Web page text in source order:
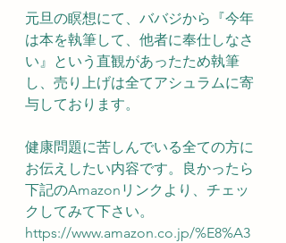
元旦の瞑想にて、ババジから『今年
は本を執筆して、他者に奉仕しなさ
い』という直観があったため執筆
し、売り上げは全てアシュラムに寄
与しております。
健康問題に苦しんでいる全ての方に
お伝えしたい内容です。良かったら
下記のAmazonリンクより、チェッ
クしてみて下さい。
https://www.amazon.co.jp/%E8%A3